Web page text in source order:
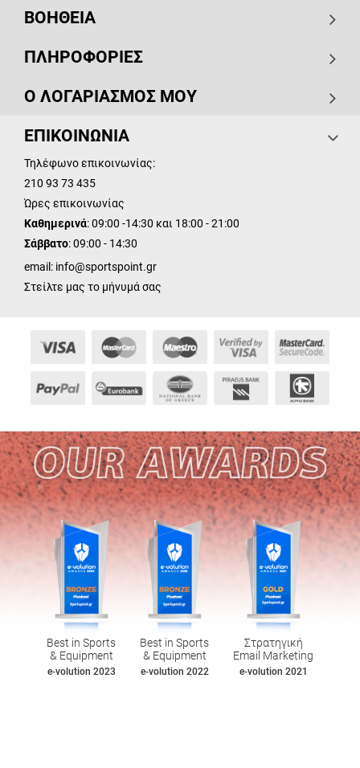
ΒΟΗΘΕΙΑ
ΠΛΗΡΟΦΟΡΙΕΣ
Ο ΛΟΓΑΡΙΑΣΜΟΣ ΜΟΥ
ΕΠΙΚΟΙΝΩΝΙΑ
Τηλέφωνο επικοινωνίας:
210 93 73 435
Ώρες επικοινωνίας
Καθημερινά: 09:00 -14:30 και 18:00 - 21:00
Σάββατο: 09:00 - 14:30
email: info@sportspoint.gr
Στείλτε μας το μήνυμά σας
Best in Sports
& Equipment
e-volution 2023
Best in Sports
& Equipment
e-volution 2022
Στρατηγική
Email Marketing
e-volution 2021